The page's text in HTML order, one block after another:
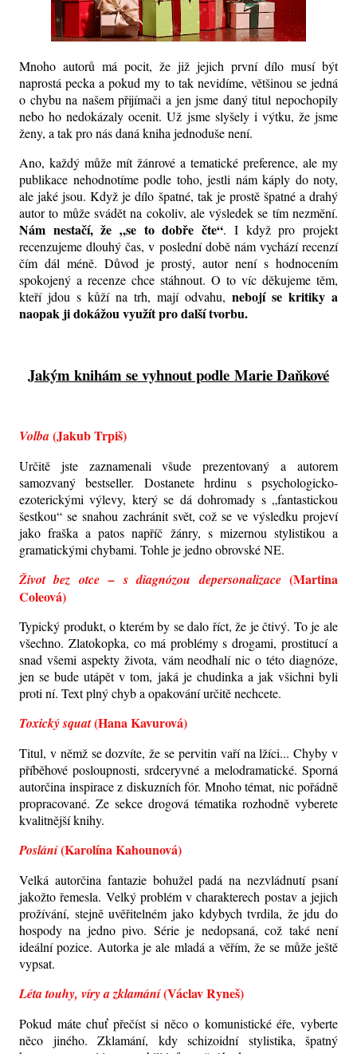
Mnoho autorů má pocit, že již jejich první dílo musí být
naprostá pecka a pokud my to tak nevidíme, většinou se jedná
o chybu na našem přijímači a jen jsme daný titul nepochopily
nebo ho nedokázaly ocenit. Už jsme slyšely i výtku, že jsme
ženy, a tak pro nás daná kniha jednoduše není.
Ano, každý může mít žánrové a tematické preference, ale my
publikace nehodnotíme podle toho, jestli nám káply do noty,
ale jaké jsou. Když je dílo špatné, tak je prostě špatné a drahý
autor to může svádět na cokoliv, ale výsledek se tím nezmění.
Nám nestačí, že „se to dobře čte“. I když pro projekt
recenzujeme dlouhý čas, v poslední době nám vychází recenzí
čím dál méně. Důvod je prostý, autor není s hodnocením
spokojený a recenze chce stáhnout. O to víc děkujeme těm,
kteří jdou s kůží na trh, mají odvahu, nebojí se kritiky a
naopak ji dokážou využít pro další tvorbu.
Jakým knihám se vyhnout podle Marie Daňkové
Volba(Jakub Trpiš)
Určitě jste zaznamenali všude prezentovaný a autorem
samozvaný bestseller. Dostanete hrdinu s psychologicko-
ezoterickými výlevy, který se dá dohromady s „fantastickou
šestkou“ se snahou zachránit svět, což se ve výsledku projeví
jako fraška a patos napříč žánry, s mizernou stylistikou a
gramatickými chybami. Tohle je jedno obrovské NE.
Život bez otce–s diagnózou depersonalizace(Martina
Coleová)
Typický produkt, o kterém by se dalo říct, že je čtivý. To je ale
všechno. Zlatokopka, co má problémy s drogami, prostitucí a
snad všemi aspekty života, vám neodhalí nic o této diagnóze,
jen se bude utápět v tom, jaká je chudinka a jak všichni byli
proti ní. Text plný chyb a opakování určitě nechcete.
Toxický squat(Hana Kavurová)
Titul, v němž se dozvíte, že se pervitin vaří na lžíci... Chyby v
příběhové posloupnosti, srdceryvné a melodramatické. Sporná
autorčina inspirace z diskuzních fór. Mnoho témat, nic pořádně
propracované. Ze sekce drogová tématika rozhodně vyberete
kvalitnější knihy.
Poslání(Karolína Kahounová)
Velká autorčina fantazie bohužel padá na nezvládnutí psaní
jakožto řemesla. Velký problém v charakterech postav a jejich
prožívání, stejně uvěřitelném jako kdybych tvrdila, že jdu do
hospody na jedno pivo. Série je nedopsaná, což také není
ideální pozice. Autorka je ale mladá a věřím, že se může ještě
vypsat.
Léta touhy, víry a zklamání(Václav Ryneš)
Pokud máte chuť přečíst si něco o komunistické éře, vyberte
něco jiného. Zklamání, kdy schizoidní stylistika, špatný